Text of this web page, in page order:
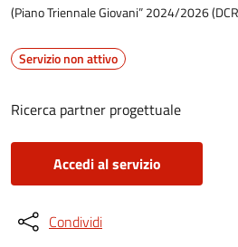
(Piano Triennale Giovani” 2024/2026
Servizio non attivo
Ricerca partner progettuale
Accedi al servizio
Condividi